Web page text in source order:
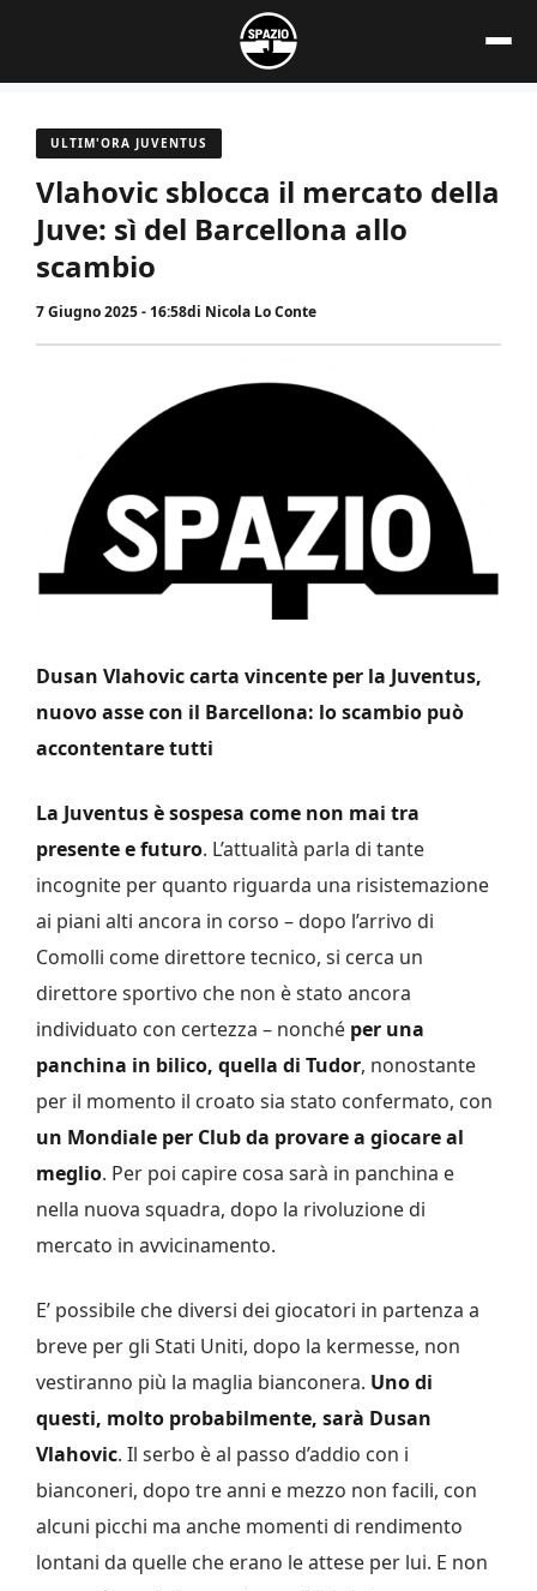
contenuto
ULTIM'ORA JUVENTUS
Vlahovic sblocca il mercato della
Juve: sì del Barcellona allo
scambio
7 Giugno 2025 - 16:58di Nicola Lo Conte
Dusan Vlahovic carta vincente per la Juventus,
nuovo asse con il Barcellona: lo scambio può
accontentare tutti
La Juventus è sospesa come non mai tra
presente e futuro. L’attualità parla di tante
incognite per quanto riguarda una risistemazione
ai piani alti ancora in corso – dopo l’arrivo di
Comolli come direttore tecnico, si cerca un
direttore sportivo che non è stato ancora
individuato con certezza – nonché per una
panchina in bilico, quella di Tudor, nonostante
per il momento il croato sia stato confermato, con
un Mondiale per Club da provare a giocare al
meglio. Per poi capire cosa sarà in panchina e
nella nuova squadra, dopo la rivoluzione di
mercato in avvicinamento.
E’ possibile che diversi dei giocatori in partenza a
breve per gli Stati Uniti, dopo la kermesse, non
vestiranno più la maglia bianconera. Uno di
questi, molto probabilmente, sarà Dusan
Vlahovic. Il serbo è al passo d’addio con i
bianconeri, dopo tre anni e mezzo non facili, con
alcuni picchi ma anche momenti di rendimento
lontani da quelle che erano le attese per lui. E non